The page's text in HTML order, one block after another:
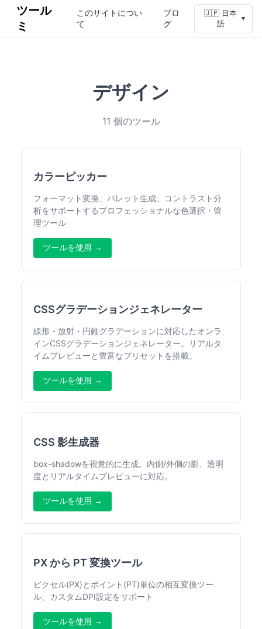
ツール
ミ
このサイトについ
て
ブロ
グ
🇯🇵 日本
語
▼
デザイン
11 個のツール
カラーピッカー
フォーマット変換、パレット生成、コントラスト分
析をサポートするプロフェッショナルな色選択・管
理ツール
ツールを使用 →
CSSグラデーションジェネレーター
線形・放射・円錐グラデーションに対応したオンラ
インCSSグラデーションジェネレーター。リアルタ
イムプレビューと豊富なプリセットを搭載。
ツールを使用 →
CSS 影生成器
box-shadowを視覚的に生成。内側/外側の影、透明
度とリアルタイムプレビューに対応。
ツールを使用 →
PX から PT 変換ツール
ピクセル(PX)とポイント(PT)単位の相互変換ツー
ル、カスタムDPI設定をサポート
ツールを使用 →